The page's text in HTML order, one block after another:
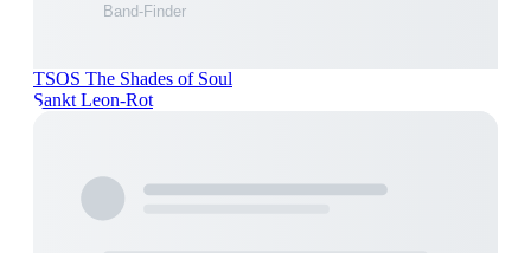
TSOS The Shades of Soul
Sankt Leon-Rot